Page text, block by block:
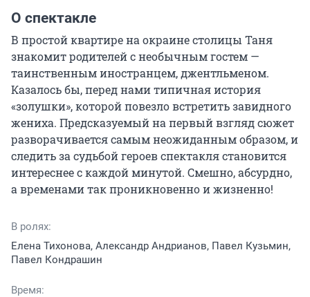
О спектакле
В простой квартире на окраине столицы Таня
знакомит родителей с необычным гостем —
таинственным иностранцем, джентльменом.
Казалось бы, перед нами типичная история
«золушки», которой повезло встретить завидного
жениха. Предсказуемый на первый взгляд сюжет
разворачивается самым неожиданным образом, и
следить за судьбой героев спектакля становится
интереснее с каждой минутой. Смешно, абсурдно,
а временами так проникновенно и жизненно!
В ролях:
Елена Тихонова, Александр Андрианов, Павел Кузьмин,
Павел Кондрашин
Время: